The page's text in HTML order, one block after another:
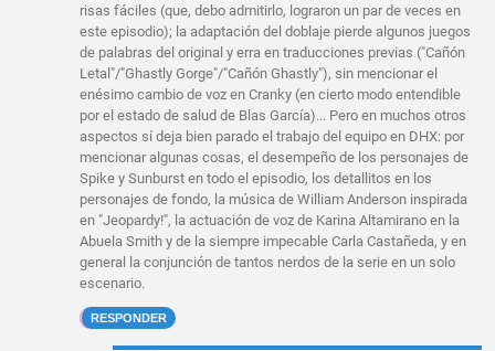
risas fáciles (que, debo admitirlo, lograron un par de veces en
este episodio); la adaptación del doblaje pierde algunos juegos
de palabras del original y erra en traducciones previas ("Cañón
Letal"/"Ghastly Gorge"/"Cañón Ghastly"), sin mencionar el
enésimo cambio de voz en Cranky (en cierto modo entendible
por el estado de salud de Blas García)... Pero en muchos otros
aspectos sí deja bien parado el trabajo del equipo en DHX: por
mencionar algunas cosas, el desempeño de los personajes de
Spike y Sunburst en todo el episodio, los detallitos en los
personajes de fondo, la música de William Anderson inspirada
en "Jeopardy!", la actuación de voz de Karina Altamirano en la
Abuela Smith y de la siempre impecable Carla Castañeda, y en
general la conjunción de tantos nerdos de la serie en un solo
escenario.
RESPONDER